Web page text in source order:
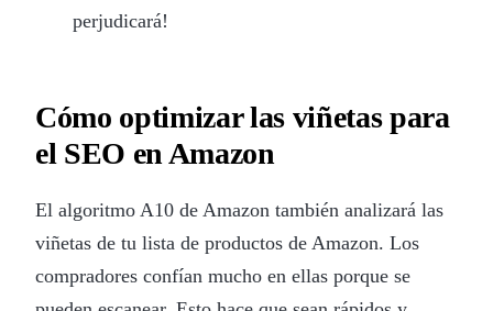
perjudicará!
Cómo optimizar las viñetas para
el SEO en Amazon
El algoritmo A10 de Amazon también analizará las
viñetas de tu lista de productos de Amazon. Los
compradores confían mucho en ellas porque se